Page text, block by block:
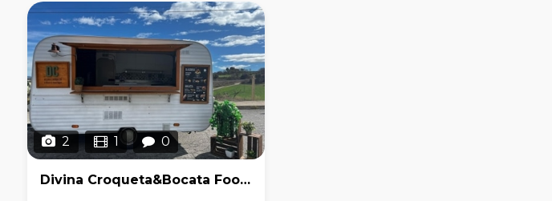
2 1 0
Divina Croqueta&Bocata Foodtruck